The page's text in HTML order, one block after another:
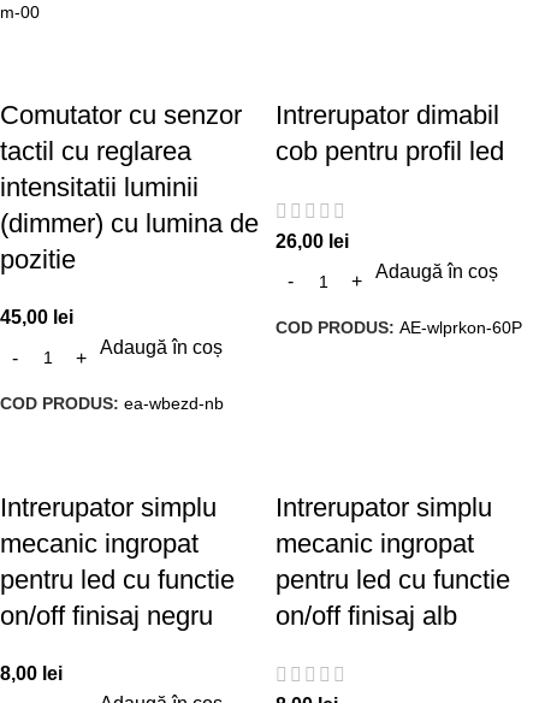
m-00
Comutator cu senzor
tactil cu reglarea
intensitatii luminii
(dimmer) cu lumina de
pozitie
45,00 lei
Adaugă în coș
COD PRODUS: ea-wbezd-nb
Intrerupator dimabil
cob pentru profil led
26,00 lei
Adaugă în coș
COD PRODUS: AE-wlprkon-60P
Intrerupator simplu
mecanic ingropat
pentru led cu functie
on/off finisaj negru
8,00 lei
Intrerupator simplu
mecanic ingropat
pentru led cu functie
on/off finisaj alb